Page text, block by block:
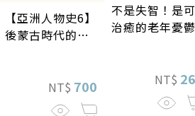
【亞洲人物史6】
後蒙古時代的大
NT$ 700
不是失智！是可
治癒的老年憂鬱
NT$